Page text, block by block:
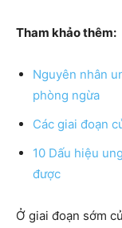
Tham khảo thêm:
Nguyên nhân
phòng ngừa
Các giai đoạn
10 Dấu hiệu
được
Ở giai đoạn sớm